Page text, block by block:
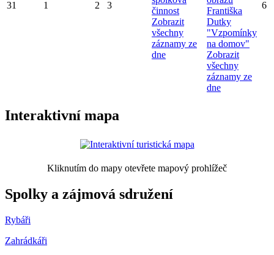
31 1 2 3
činnost
Zobrazit
všechny
záznamy ze
dne
Františka
Dutky
"Vzpomínky
na domov"
Zobrazit
všechny
záznamy ze
dne
6
Interaktivní mapa
Kliknutím do mapy otevřete mapový prohlížeč
Spolky a zájmová sdružení
Rybáři
Zahrádkáři